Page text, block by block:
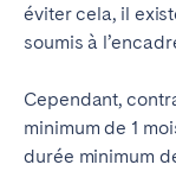
éviter cela, il
soumis à
Cependant,
minimum de 1
durée minimum